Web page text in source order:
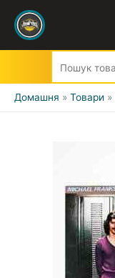
Домашня Товари
CLASSIC